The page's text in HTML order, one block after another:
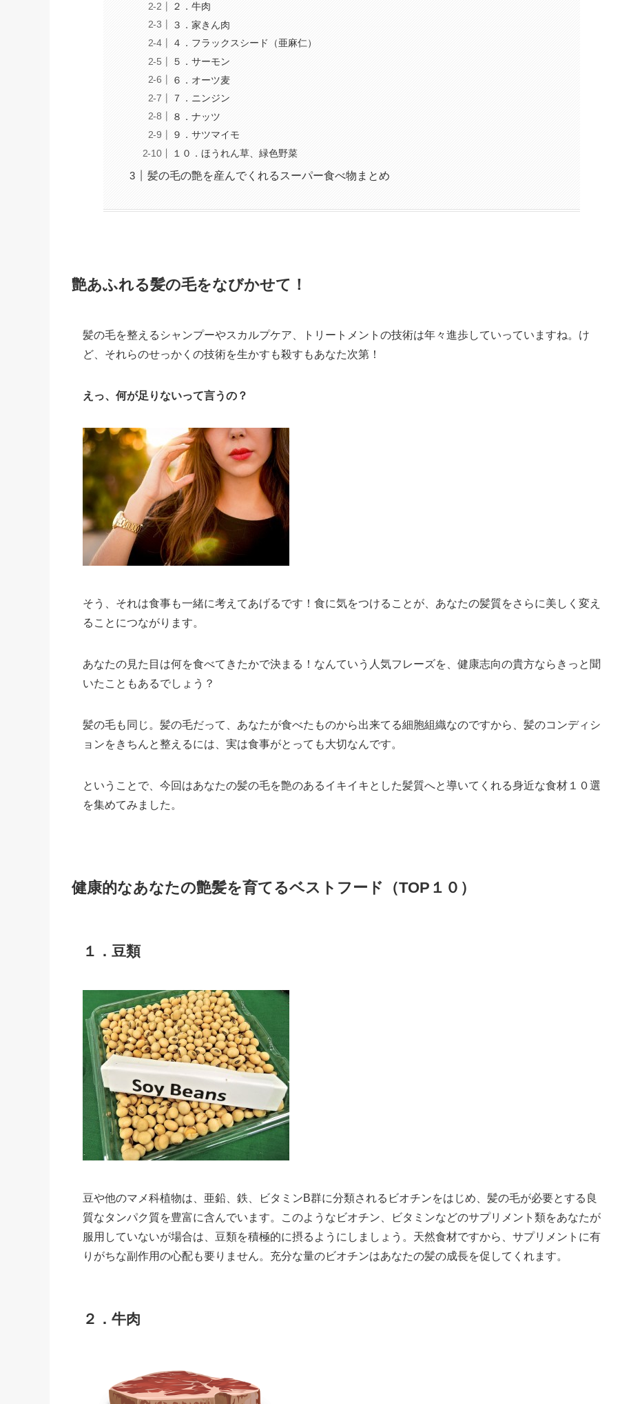
２．牛肉
３．家きん肉
４．フラックスシード（亜麻仁）
５．サーモン
６．オーツ麦
７．ニンジン
８．ナッツ
９．サツマイモ
１０．ほうれん草、緑色野菜
髪の毛の艶を産んでくれるスーパー食べ物まとめ
艶あふれる髪の毛をなびかせて！
髪の毛を整えるシャンプーやスカルプケア、トリートメントの技術は年々進歩していっていますね。け
ど、それらのせっかくの技術を生かすも殺すもあなた次第！
えっ、何が足りないって言うの？
そう、それは食事も一緒に考えてあげるです！食に気をつけることが、あなたの髪質をさらに美しく変え
ることにつながります。
あなたの見た目は何を食べてきたかで決まる！なんていう人気フレーズを、健康志向の貴方ならきっと聞
いたこともあるでしょう？
髪の毛も同じ。髪の毛だって、あなたが食べたものから出来てる細胞組織なのですから、髪のコンディシ
ョンをきちんと整えるには、実は食事がとっても大切なんです。
ということで、今回はあなたの髪の毛を艶のあるイキイキとした髪質へと導いてくれる身近な食材１０選
を集めてみました。
健康的なあなたの艶髪を育てるベストフード（TOP１０）
１．豆類
豆や他のマメ科植物は、亜鉛、鉄、ビタミンB群に分類されるビオチンをはじめ、髪の毛が必要とする良
質なタンパク質を豊富に含んでいます。このようなビオチン、ビタミンなどのサプリメント類をあなたが
服用していないが場合は、豆類を積極的に摂るようにしましょう。天然食材ですから、サプリメントに有
りがちな副作用の心配も要りません。充分な量のビオチンはあなたの髪の成長を促してくれます。
２．牛肉